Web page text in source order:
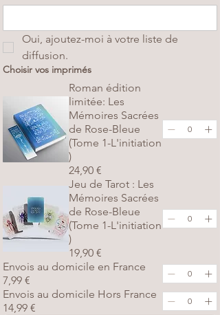
Oui, ajoutez-moi à votre liste de
diffusion.
Choisir vos imprimés
Roman édition
limitée: Les
Mémoires Sacrées
de Rose-Bleue
(Tome 1-L'initiation
)
24,90 €
Jeu de Tarot : Les
Mémoires Sacrées
de Rose-Bleue
(Tome 1-L'initiation
)
19,90 €
Envois au domicile en France
7,99 €
Envois au domicile Hors France
14,99 €